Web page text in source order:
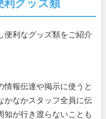
利グッズ類
便利なグッズ類をご紹介
情報伝達や掲示に使うと
かなかスタッフ全員に伝
知が行き渡らないことも